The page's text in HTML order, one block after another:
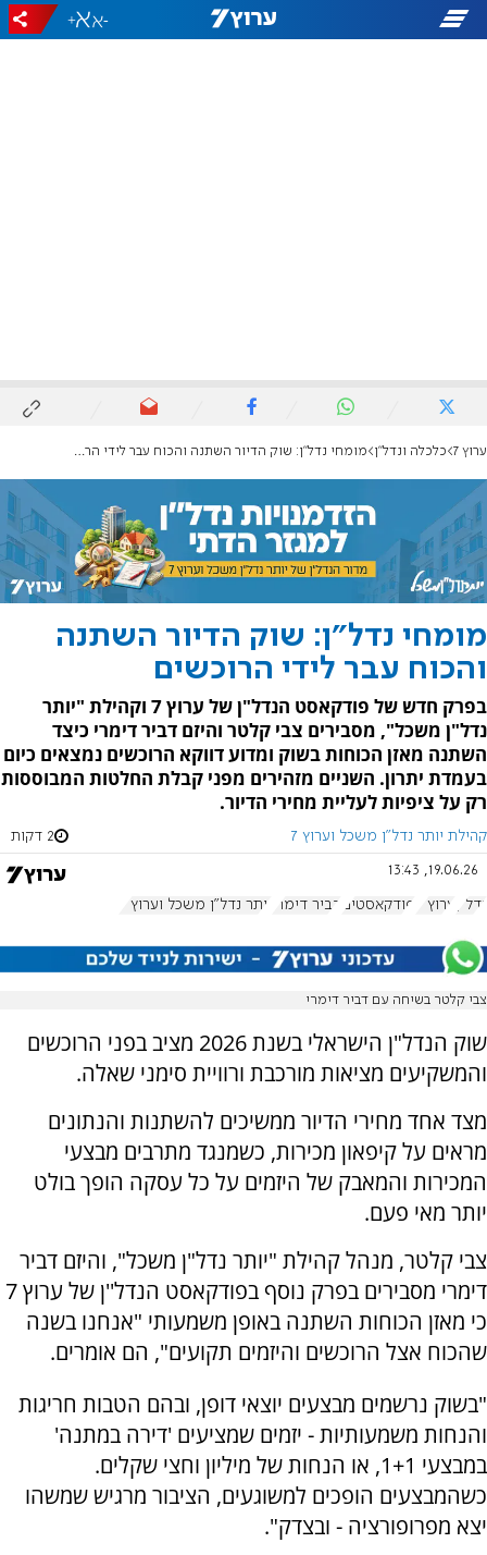
-
+
ערוץ 7 כלכלה ונדל"ן מומחי נדל"ן: שוק הדיור השתנה והכוח עבר לידי הרוכשים
מומחי נדל"ן: שוק הדיור השתנה
והכוח עבר לידי הרוכשים
בפרק חדש של פודקאסט הנדל"ן של ערוץ 7 וקהילת "יותר
נדל"ן משכל", מסבירים צבי קלטר והיזם דביר דימרי כיצד
השתנה מאזן הכוחות בשוק ומדוע דווקא הרוכשים נמצאים כיום
בעמדת יתרון. השניים מזהירים מפני קבלת החלטות המבוססות
רק על ציפיות לעליית מחירי הדיור.
קהילת יותר נדל"ן משכל וערוץ 7 2 דקות
19.06.26, 13:43
נדל"ן ערוץ 7 פודקאסטים דביר דימרי יותר נדל"ן משכל וערוץ 7
צבי קלטר בשיחה עם דביר דימרי
שוק הנדל"ן הישראלי בשנת 2026 מציב בפני הרוכשים
והמשקיעים מציאות מורכבת ורוויית סימני שאלה.
מצד אחד מחירי הדיור ממשיכים להשתנות והנתונים
מראים על קיפאון מכירות, כשמנגד מתרבים מבצעי
המכירות והמאבק של היזמים על כל עסקה הופך בולט
יותר מאי פעם.
צבי קלטר, מנהל קהילת "יותר נדל"ן משכל", והיזם דביר
דימרי מסבירים בפרק נוסף בפודקאסט הנדל''ן של ערוץ 7
כי מאזן הכוחות השתנה באופן משמעותי "אנחנו בשנה
שהכוח אצל הרוכשים והיזמים תקועים", הם אומרים.
"בשוק נרשמים מבצעים יוצאי דופן, ובהם הטבות חריגות
והנחות משמעותיות - יזמים שמציעים 'דירה במתנה'
במבצעי 1+1, או הנחות של מיליון וחצי שקלים.
כשהמבצעים הופכים למשוגעים, הציבור מרגיש שמשהו
יצא מפרופורציה - ובצדק".